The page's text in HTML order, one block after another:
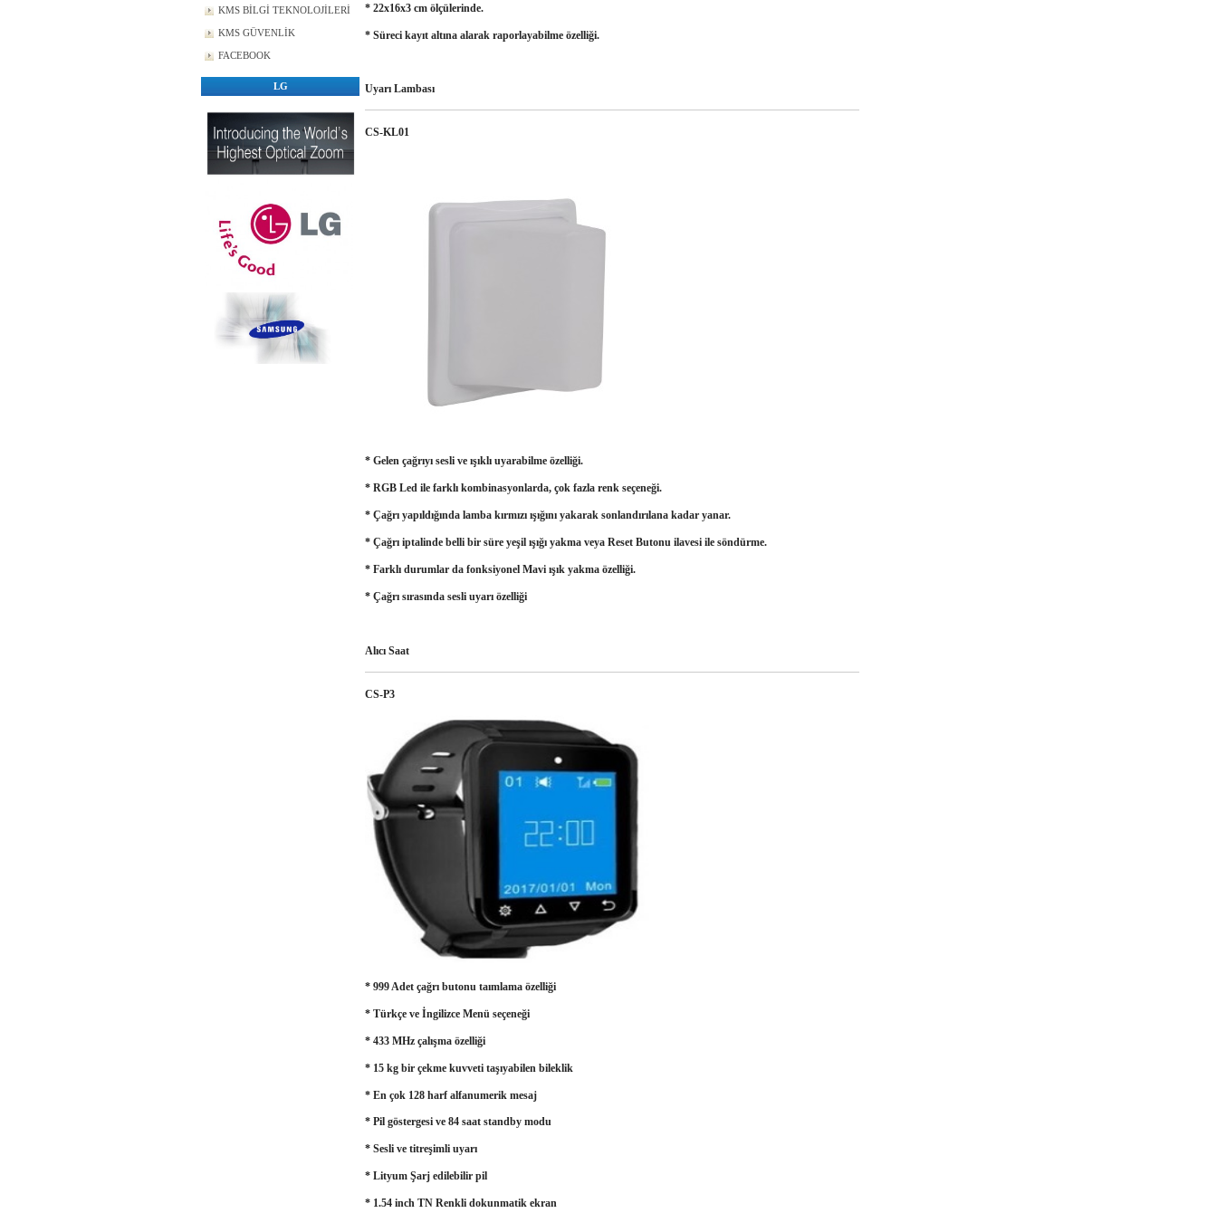
KMS BİLGİ TEKNOLOJİLERİ
KMS GÜVENLİK
FACEBOOK
LG
* 22x16x3 cm ölçülerinde.
* Süreci kayıt altına alarak raporlayabilme özelliği.
Uyarı Lambası
CS-KL01
* Gelen çağrıyı sesli ve ışıklı uyarabilme özelliği.
* RGB Led ile farklı kombinasyonlarda, çok fazla renk seçeneği.
* Çağrı yapıldığında lamba kırmızı ışığını yakarak sonlandırılana kadar yanar.
* Çağrı iptalinde belli bir süre yeşil ışığı yakma veya Reset Butonu ilavesi ile söndürme.
* Farklı durumlar da fonksiyonel Mavi ışık yakma özelliği.
* Çağrı sırasında sesli uyarı özelliği
Alıcı Saat
CS-P3
* 999 Adet çağrı butonu taımlama özelliği
* Türkçe ve İngilizce Menü seçeneği
* 433 MHz çalışma özelliği
* 15 kg bir çekme kuvveti taşıyabilen bileklik
* En çok 128 harf alfanumerik mesaj
* Pil göstergesi ve 84 saat standby modu
* Sesli ve titreşimli uyarı
* Lityum Şarj edilebilir pil
* 1.54 inch TN Renkli dokunmatik ekran